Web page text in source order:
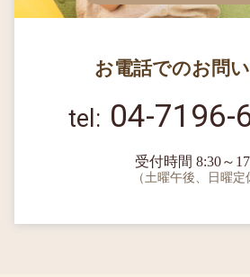
お電話でのお問
04-7196-
受付時間 8:30～
（土曜午後、日曜定